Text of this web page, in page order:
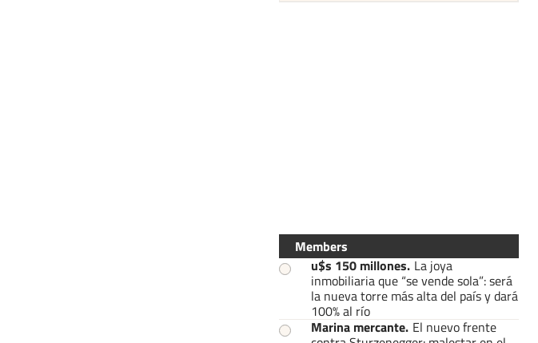
Members
u$s 150 millones. La joya
inmobiliaria que “se vende sola”: será
la nueva torre más alta del país y dará
100% al río
Marina mercante. El nuevo frente